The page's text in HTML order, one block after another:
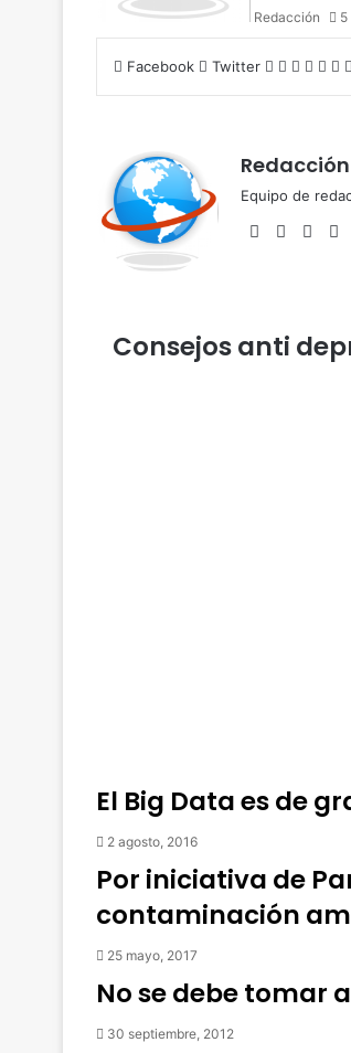
Redacción
Facebook Twitter LinkedIn
TumblrReddit
Redacción
Equipo de
Facebook
Twitter
Consejos anti
El Big Data es de
2 agosto, 2016
Por iniciativa de
contaminación
25 mayo, 2017
No se debe tomar
30 septiembre, 2012